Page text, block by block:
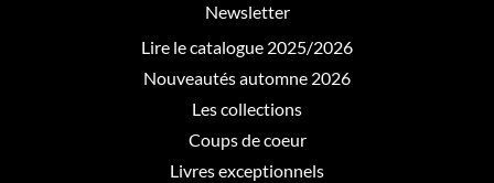
Newsletter
Lire le catalogue 2025/2026
Nouveautés automne 2026
Les collections
Coups de coeur
Livres exceptionnels